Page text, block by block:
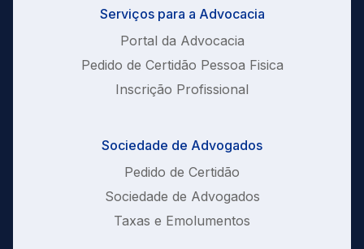
Serviços para a Advocacia
Portal da Advocacia
Pedido de Certidão Pessoa Fisica
Inscrição Profissional
Sociedade de Advogados
Pedido de Certidão
Sociedade de Advogados
Taxas e Emolumentos